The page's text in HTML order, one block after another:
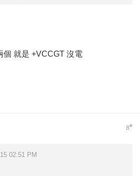
個 就是 +VCCGT 沒電
8#
02:51 PM